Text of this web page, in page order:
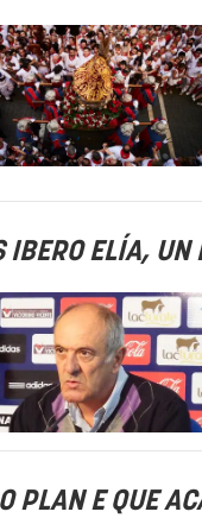
IBERO ELÍA, UN
PLAN E QUE